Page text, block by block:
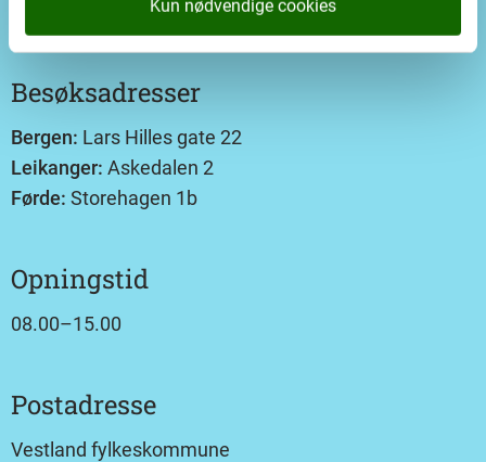
Kun nødvendige cookies
Besøksadresser
Bergen: Lars Hilles gate 22
Leikanger: Askedalen 2
Førde: Storehagen 1b
Opningstid
08.00–15.00
Postadresse
Vestland fylkeskommune